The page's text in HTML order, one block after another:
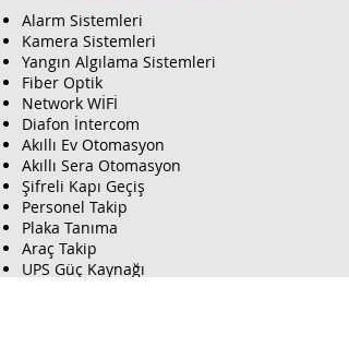
Alarm Sistemleri
Kamera Sistemleri
Yangın Algılama Sistemleri
Fiber Optik
Network WİFİ
Diafon İntercom
Akıllı Ev Otomasyon
Akıllı Sera Otomasyon
Şifreli Kapı Geçiş
Personel Takip
Plaka Tanıma
Araç Takip
UPS Güç Kaynağı